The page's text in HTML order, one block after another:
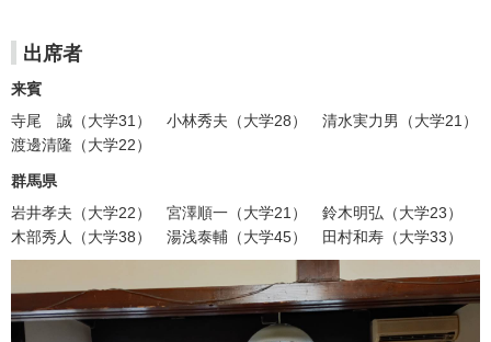
出席者
来賓
寺尾 誠（大学31） 小林秀夫（大学28） 清水実力男（大学21）
渡邊清隆（大学22）
群馬県
岩井孝夫（大学22） 宮澤順一（大学21） 鈴木明弘（大学23）
木部秀人（大学38） 湯浅泰輔（大学45） 田村和寿（大学33）